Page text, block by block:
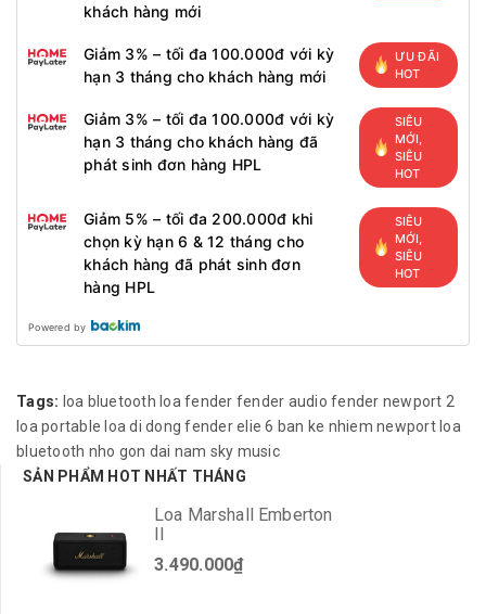
khách hàng mới
Giảm 3% – tối đa 100.000đ với kỳ
hạn 3 tháng cho khách hàng mới
ƯU ĐÃI
HOT
Giảm 3% – tối đa 100.000đ với kỳ
hạn 3 tháng cho khách hàng đã
phát sinh đơn hàng HPL
SIÊU
MỚI,
SIÊU
HOT
Giảm 5% – tối đa 200.000đ khi
chọn kỳ hạn 6 & 12 tháng cho
khách hàng đã phát sinh đơn
hàng HPL
SIÊU
MỚI,
SIÊU
HOT
Powered by
Tags: loa bluetooth loa fender fender audio fender newport 2
loa portable loa di dong fender elie 6 ban ke nhiem newport loa
bluetooth nho gon dai nam sky music
SẢN PHẨM HOT NHẤT THÁNG
Loa Marshall Emberton
II
3.490.000₫